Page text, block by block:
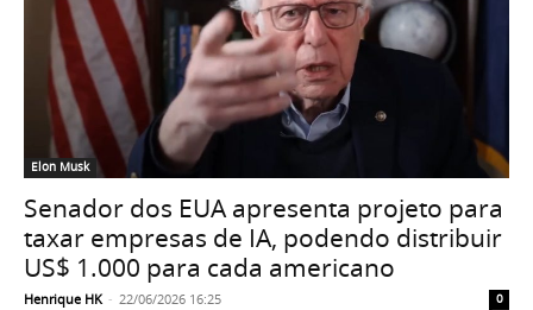
Elon Musk
Senador dos EUA apresenta projeto para
taxar empresas de IA, podendo distribuir
US$ 1.000 para cada americano
Henrique HK - 22/06/2026 16:25 0